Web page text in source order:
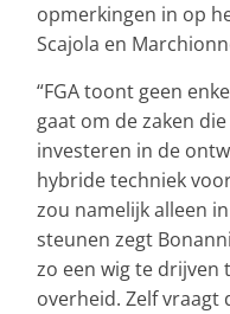
opmerkingen in op
Scajola en
“FGA toont geen
gaat om de zaken
investeren in de
hybride techniek
zou namelijk alleen
steunen zegt
zo een wig te drijven
overheid. Zelf vraagt